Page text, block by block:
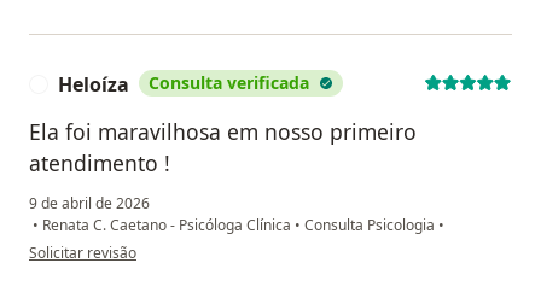
Heloíza Consulta verificada
Ela foi maravilhosa em nosso primeiro
atendimento !
9 de abril de 2026
• Renata C. Caetano - Psicóloga Clínica • Consulta Psicologia •
na opinião do utilizador Heloíza
Solicitar revisão